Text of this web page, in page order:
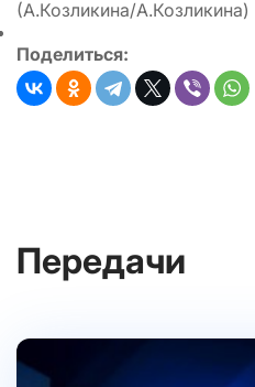
(А.Козликина/А.Козликина)
Поделиться:
Передачи